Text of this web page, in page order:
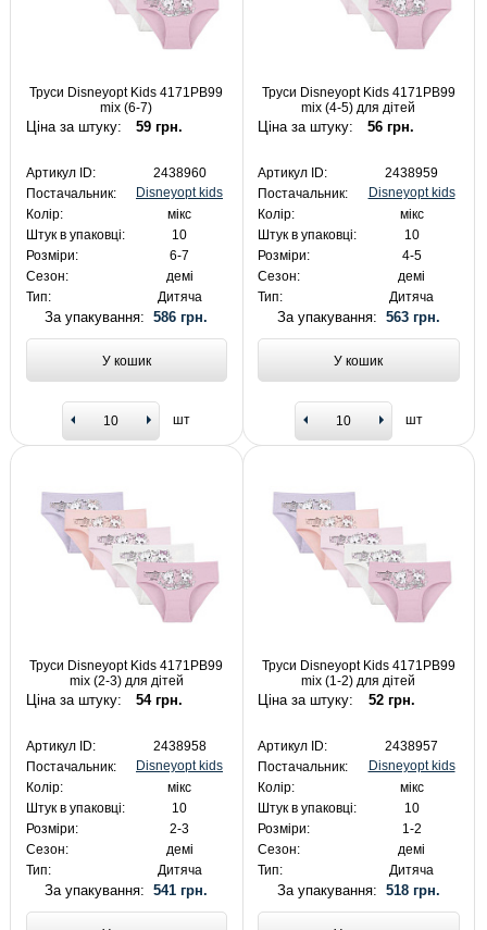
Труси Disneyopt Kids 4171PB99
mix (6-7)
Ціна за штуку: 59 грн.
Артикул ID:
2438960
Постачальник:
Disneyopt kids
Колір:
мікс
Штук в упаковці:
10
Розміри:
6-7
Сезон:
демі
Тип:
Дитяча
За упакування:586 грн.
У кошик
шт
Труси Disneyopt Kids 4171PB99
mix (4-5) для дітей
Ціна за штуку: 56 грн.
Артикул ID:
2438959
Постачальник:
Disneyopt kids
Колір:
мікс
Штук в упаковці:
10
Розміри:
4-5
Сезон:
демі
Тип:
Дитяча
За упакування: 563 грн.
У кошик
шт
Труси Disneyopt Kids 4171PB99
mix (2-3) для дітей
Ціна за штуку: 54 грн.
Артикул ID:
2438958
Постачальник:
Disneyopt kids
Колір:
мікс
Штук в упаковці:
10
Розміри:
2-3
Сезон:
демі
Тип:
Дитяча
За упакування:541 грн.
Труси Disneyopt Kids 4171PB99
mix (1-2) для дітей
Ціна за штуку: 52 грн.
Артикул ID:
2438957
Постачальник:
Disneyopt kids
Колір:
мікс
Штук в упаковці:
10
Розміри:
1-2
Сезон:
демі
Тип:
Дитяча
За упакування: 518 грн.